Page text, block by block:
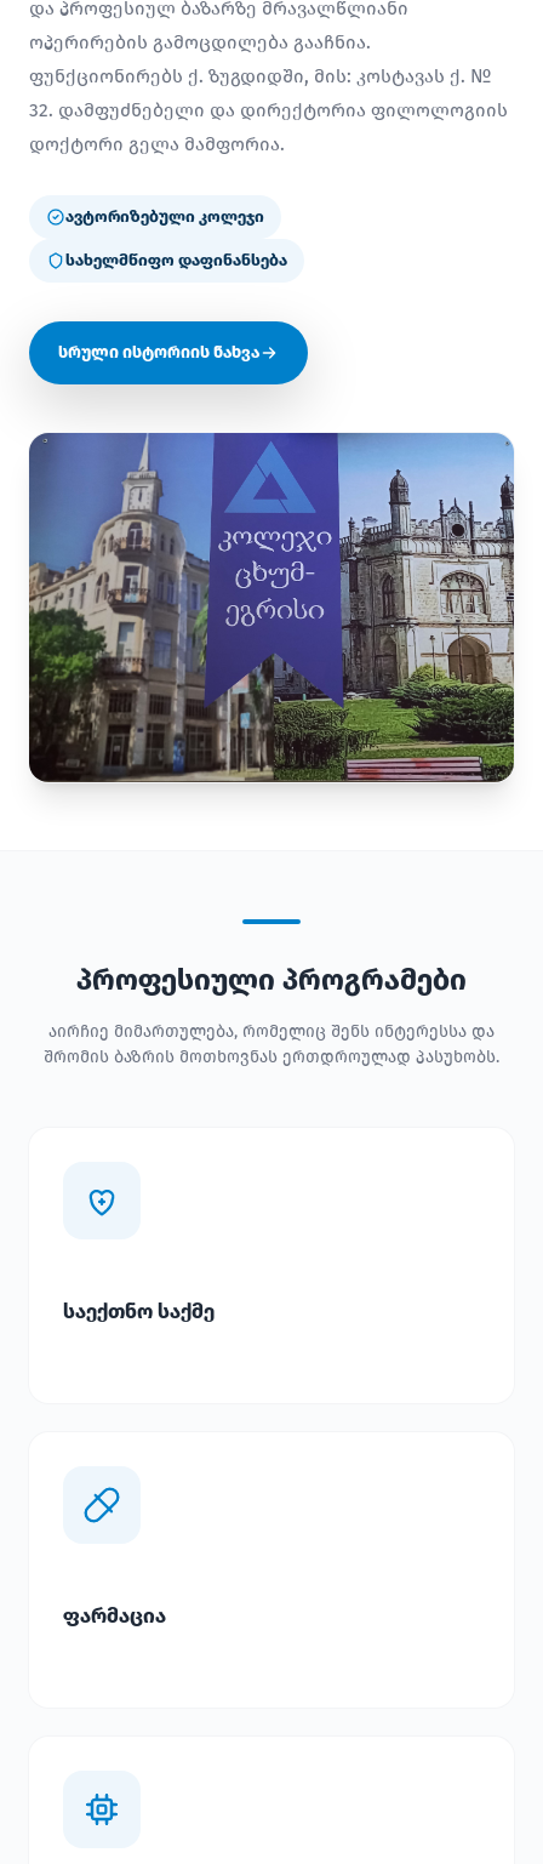
და პროფესიულ ბაზარზე მრავალწლიანი
ოპერირების გამოცდილება გააჩნია.
ფუნქციონირებს ქ. ზუგდიდში, მის: კოსტავას ქ. №
32. დამფუძნებელი და დირექტორია ფილოლოგიის
დოქტორი გელა მამფორია.
ავტორიზებული კოლეჯი
სახელმწიფო დაფინანსება
სრული ისტორიის ნახვა
პროფესიული პროგრამები
აირჩიე მიმართულება, რომელიც შენს ინტერესსა და
შრომის ბაზრის მოთხოვნას ერთდროულად პასუხობს.
საექთნო საქმე
ფარმაცია